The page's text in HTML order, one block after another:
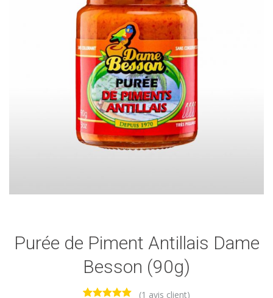
Purée de Piment Antillais Dame
Besson (90g)
(1 avis client)